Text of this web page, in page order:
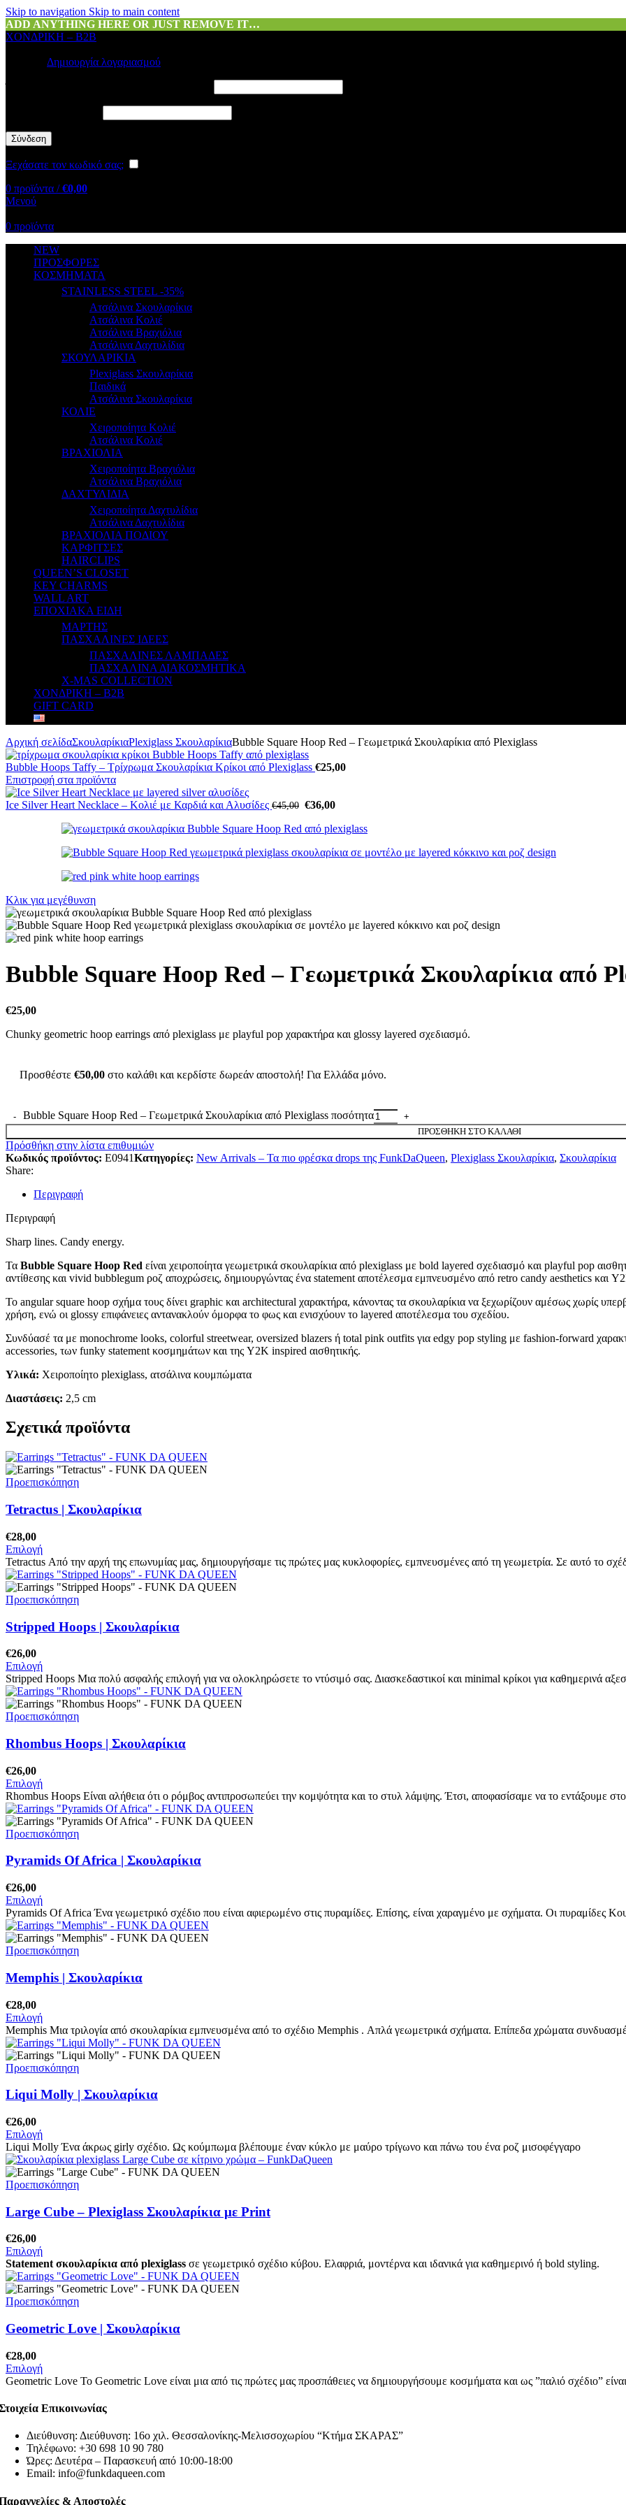
Skip to navigation Skip to main content
ADD ANYTHING HERE OR JUST REMOVE IT…
ΧΟΝΔΡΙΚΗ – B2B
Δημιουργία λογαριασμού
Σύνδεση
Ξεχάσατε τον κωδικό σας;
0 προϊόντα / €0,00
Μενού
0 προϊόντα
NEW
ΠΡΟΣΦΟΡΕΣ
ΚΟΣΜΗΜΑΤΑ
STAINLESS STEEL -35%
Ατσάλινα Σκουλαρίκια
Ατσάλινα Κολιέ
Ατσάλινα Βραχιόλια
Ατσάλινα Δαχτυλίδια
ΣΚΟΥΛΑΡΙΚΙΑ
Plexiglass Σκουλαρίκια
Παιδικά
Ατσάλινα Σκουλαρίκια
ΚΟΛΙΕ
Χειροποίητα Κολιέ
Ατσάλινα Κολιέ
ΒΡΑΧΙΟΛΙΑ
Χειροποίητα Βραχιόλια
Ατσάλινα Βραχιόλια
ΔΑΧΤΥΛΙΔΙΑ
Χειροποίητα Δαχτυλίδια
Ατσάλινα Δαχτυλίδια
ΒΡΑΧΙΟΛΙΑ ΠΟΔΙΟΥ
ΚΑΡΦΙΤΣΕΣ
HAIRCLIPS
QUEEN’S CLOSET
KEY CHARMS
WALL ART
ΕΠΟΧΙΑΚΑ ΕΙΔΗ
ΜΑΡΤΗΣ
ΠΑΣΧΑΛΙΝΕΣ ΙΔΕΕΣ
ΠΑΣΧΑΛΙΝΕΣ ΛΑΜΠΑΔΕΣ
ΠΑΣΧΑΛΙΝΑ ΔΙΑΚΟΣΜΗΤΙΚΑ
X-MAS COLLECTION
ΧΟΝΔΡΙΚΗ – B2B
GIFT CARD
Αρχική σελίδαΣκουλαρίκιαPlexiglass ΣκουλαρίκιαBubble Square Hoop Red – Γεωμετρικά Σκουλαρίκια από Plexiglass
Bubble Hoops Taffy – Τρίχρωμα Σκουλαρίκια Κρίκοι από Plexiglass €25,00
Επιστροφή στα προϊόντα
Ice Silver Heart Necklace – Κολιέ με Καρδιά και Αλυσίδες €45,00 €36,00
Κλικ για μεγέθυνση
Bubble Square Hoop Red – Γεωμετρικά Σκουλαρίκια από
€25,00
Chunky geometric hoop earrings από plexiglass με playful pop χαρακτήρα και glossy layered σχεδιασμό.
Προσθέστε €50,00 στο καλάθι και κερδίστε δωρεάν αποστολή! Για Ελλάδα μόνο.
Bubble Square Hoop Red – Γεωμετρικά Σκουλαρίκια από Plexiglass ποσότητα
ΠΡΟΣΘΉΚΗ ΣΤΟ ΚΑΛΆΘΙ
Πρόσθήκη στην λίστα επιθυμιών
Κωδικός προϊόντος: E0941Κατηγορίες: New Arrivals – Τα πιο φρέσκα drops της FunkDaQueen, Plexiglass Σκουλαρίκια, Σκουλαρίκια
Share:
Περιγραφή
Περιγραφή
Sharp lines. Candy energy.
Τα Bubble Square Hoop Red είναι χειροποίητα γεωμετρικά σκουλαρίκια από plexiglass με bold layered σχεδιασμό και playful pop
αντίθεσης και vivid bubblegum ροζ αποχρώσεις, δημιουργώντας ένα statement αποτέλεσμα εμπνευσμένο από retro candy aesthetics και
Το angular square hoop σχήμα τους δίνει graphic και architectural χαρακτήρα, κάνοντας τα σκουλαρίκια να ξεχωρίζουν αμέσως χωρίς
χρήση, ενώ οι glossy επιφάνειες αντανακλούν όμορφα το φως και ενισχύουν το layered αποτέλεσμα του σχεδίου.
Συνδύασέ τα με monochrome looks, colorful streetwear, oversized blazers ή total pink outfits για edgy pop styling με fashion-forward
accessories, των funky statement κοσμημάτων και της Y2K inspired αισθητικής.
Υλικά: Χειροποίητο plexiglass, ατσάλινα κουμπώματα
Διαστάσεις: 2,5 cm
Σχετικά προϊόντα
Προεπισκόπηση
Tetractus | Σκουλαρίκια
€28,00
Επιλογή
Tetractus Από την αρχή της επωνυμίας μας, δημιουργήσαμε τις πρώτες μας κυκλοφορίες, εμπνευσμένες από τη γεωμετρία. Σε αυτό το
Προεπισκόπηση
Stripped Hoops | Σκουλαρίκια
€26,00
Επιλογή
Stripped Hoops Μια πολύ ασφαλής επιλογή για να ολοκληρώσετε το ντύσιμό σας. Διασκεδαστικοί και minimal κρίκοι για καθημερινά
Προεπισκόπηση
Rhombus Hoops | Σκουλαρίκια
€26,00
Επιλογή
Rhombus Hoops Είναι αλήθεια ότι ο ρόμβος αντιπροσωπεύει την κομψότητα και το στυλ λάμψης. Έτσι, αποφασίσαμε να το εντάξουμε
Προεπισκόπηση
Pyramids Of Africa | Σκουλαρίκια
€26,00
Επιλογή
Pyramids Of Africa Ένα γεωμετρικό σχέδιο που είναι αφιερωμένο στις πυραμίδες. Επίσης, είναι χαραγμένο με σχήματα. Οι πυραμίδες
Προεπισκόπηση
Memphis | Σκουλαρίκια
€28,00
Επιλογή
Memphis Μια τριλογία από σκουλαρίκια εμπνευσμένα από το σχέδιο Memphis . Απλά γεωμετρικά σχήματα. Επίπεδα χρώματα
Προεπισκόπηση
Liqui Molly | Σκουλαρίκια
€26,00
Επιλογή
Liqui Molly Ένα άκρως girly σχέδιο. Ως κούμπωμα βλέπουμε έναν κύκλο με μαύρο τρίγωνο και πάνω του ένα ροζ μισοφέγγαρο
Προεπισκόπηση
Large Cube – Plexiglass Σκουλαρίκια με Print
€26,00
Επιλογή
Statement σκουλαρίκια από plexiglass σε γεωμετρικό σχέδιο κύβου. Ελαφριά, μοντέρνα και ιδανικά για καθημερινό ή bold styling.
Προεπισκόπηση
Geometric Love | Σκουλαρίκια
€28,00
Επιλογή
Geometric Love Το Geometric Love είναι μια από τις πρώτες μας προσπάθειες να δημιουργήσουμε κοσμήματα και ως ”παλιό σχέδιο” είναι
Επικοινωνίας
Διεύθυνση: Διεύθυνση: 16ο χιλ. Θεσσαλονίκης-Μελισσοχωρίου “Κτήμα ΣΚΑΡΑΣ”
Τηλέφωνο: +30 698 10 90 780
Ώρες: Δευτέρα – Παρασκευή από 10:00-18:00
Email: info@funkdaqueen.com
& Αποστολές